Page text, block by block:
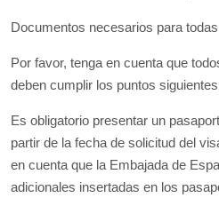
Documentos necesarios para
Por favor, tenga en cuenta que
deben cumplir los puntos
Es obligatorio presentar un
partir de la fecha de solicitud del
en cuenta que la Embajada de
adicionales insertadas en los